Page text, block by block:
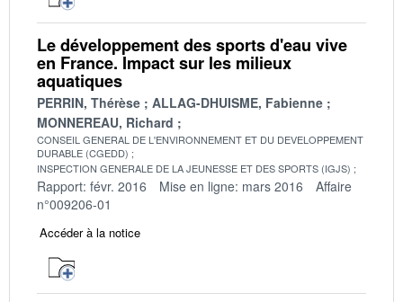
Le développement des sports d'eau vive
en France. Impact sur les milieux
aquatiques
PERRIN, Thérèse
ALLAG-DHUISME, Fabienne
MONNEREAU, Richard
CONSEIL GENERAL DE L'ENVIRONNEMENT ET DU DEVELOPPEMENT
DURABLE (CGEDD)
INSPECTION GENERALE DE LA JEUNESSE ET DES SPORTS (IGJS)
Rapport: févr. 2016 Mise en ligne: mars 2016
Affaire
n°009206-01
Accéder à la notice